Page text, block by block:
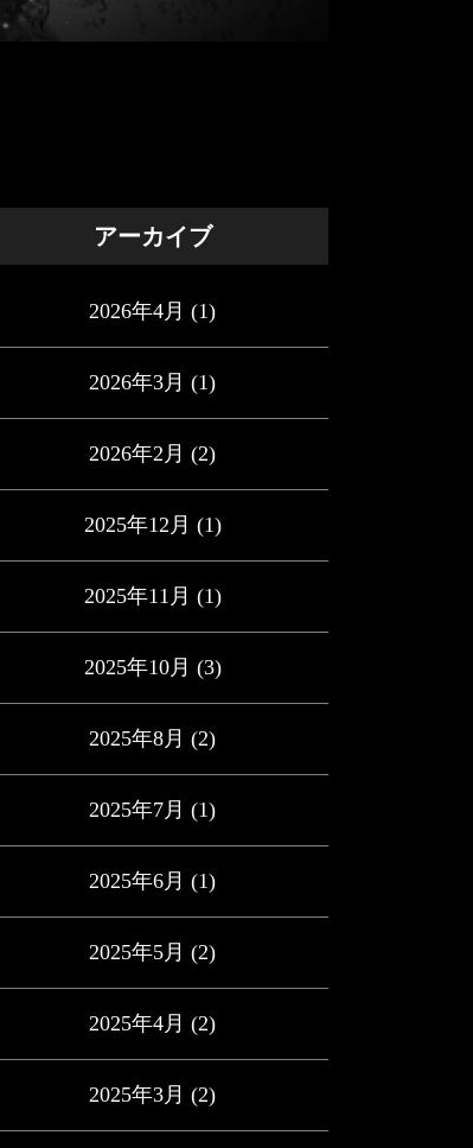
アーカイブ
2026年4月 (1)
2026年3月 (1)
2026年2月 (2)
2025年12月 (1)
2025年11月 (1)
2025年10月 (3)
2025年8月 (2)
2025年7月 (1)
2025年6月 (1)
2025年5月 (2)
2025年4月 (2)
2025年3月 (2)